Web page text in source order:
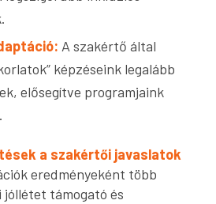
A szakértő által
képzéseink legalább
elősegítve programjaink
a szakértői javaslatok
eredményeként több
támogató és